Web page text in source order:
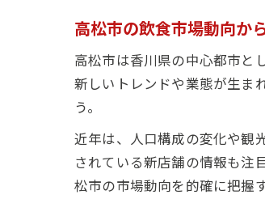
高松市の飲食市場動向か
高松市は香川県の中心都市と
新しいトレンドや業態が生ま
う。
近年は、人口構成の変化や観
されている新店舗の情報も注
松市の市場動向を的確に把握